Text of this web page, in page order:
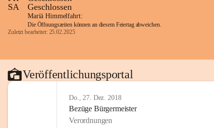
SA
Geschlossen
Mariä Himmelfahrt:
Die Öffnungszeiten können an diesem Feiertag abweichen.
Zuletzt bearbeitet: 25.02.2025
Veröffentlichungsportal
Do., 27. Dez. 2018
Bezüge Bürgermeister
Verordnungen